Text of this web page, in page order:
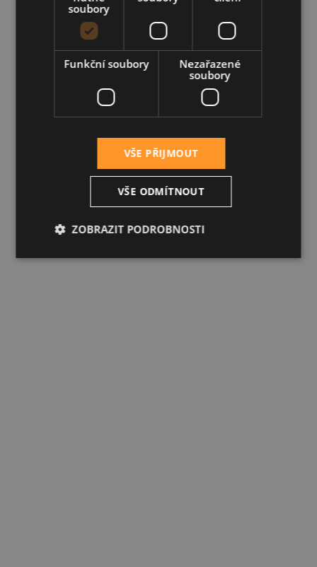
soubory
Funkční soubory
Nezařazené
soubory
VŠE PŘIJMOUT
VŠE ODMÍTNOUT
ZOBRAZIT PODROBNOSTI